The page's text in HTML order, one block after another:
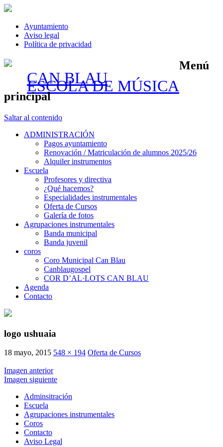
Ayuntamiento
Aviso legal
Política de privacidad
CAN BLAU
ESCOLA DE MÚSICA
Menú
principal
Saltar al contenido
ADMINISTRACIÓN
Pagos ayuntamiento
Renovación / Matriculación de alumnos 2025/26
Alquiler instrumentos
Escuela
Profesores y directiva
¿Qué hacemos?
Especialidades instrumentales
Oferta de Cursos
Galería de fotos
Agrupaciones instrumentales
Banda municipal
Banda juvenil
coros
Coro Municipal Can Blau
Canblaugospel
COR D’AL·LOTS CAN BLAU
Agenda
Contacto
logo ushuaia
18 mayo, 2015 548 × 194 Oferta de Cursos
Imagen anterior
Imagen siguiente
Adminsitración
Escuela
Agrupaciones instrumentales
Coros
Contacto
Aviso Legal